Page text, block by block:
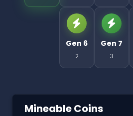
Gen 6
2
Gen 7
3
Mineable Coins